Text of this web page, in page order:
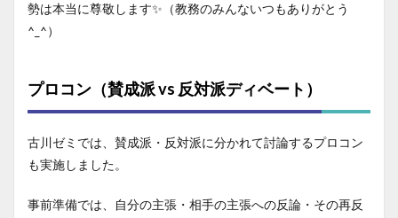
勢は本当に尊敬します✨（教務のみんないつもありがとう
^_^）
プロコン（賛成派 vs 反対派ディベート）
古川ゼミでは、賛成派・反対派に分かれて討論するプロコン
も実施しました。
事前準備では、自分の主張・相手の主張への反論・その再反